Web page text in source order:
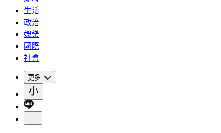
生活
政治
娛樂
國際
社會
更多